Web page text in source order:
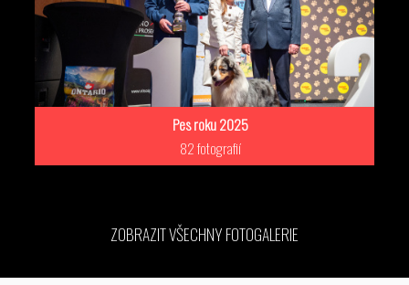
Pes roku 2025
82 fotografií
ZOBRAZIT VŠECHNY FOTOGALERIE